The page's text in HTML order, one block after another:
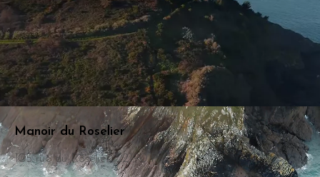
Manoirdu Roselier
105 rue du Roselier, 22190 Plérin